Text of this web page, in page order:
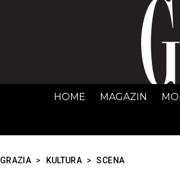
HOME MAGAZIN
GRAZIA > KULTURA > SCENA